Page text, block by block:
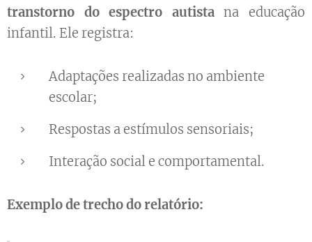
transtorno do espectro autistana educação
infantil. Ele registra:
Adaptações realizadas no ambiente
escolar;
Respostas a estímulos sensoriais;
Interação social e comportamental.
Exemplo de trecho do relatório: